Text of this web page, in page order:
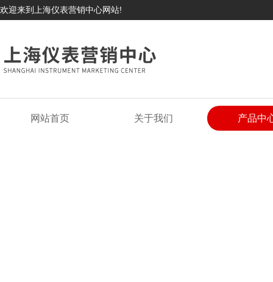
欢迎来到上海仪表营销中心网站!
网站首页 关于我们 产品中